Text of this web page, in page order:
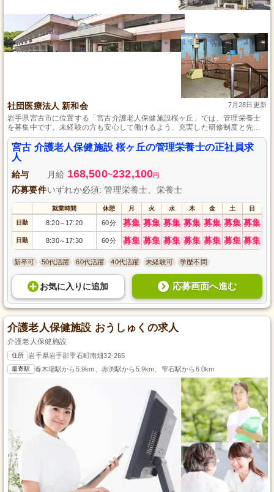
社団医療法人 新和会 7月28日更新
岩手県宮古市に位置する「宮古介護老人保健施設桜ヶ丘」では、管理栄養士
を募集中です。未経験の方も安心して働けるよう、充実した研修制度と先輩
スタッフからの丁寧な指導があります。安定した正社員の職場環境で、栄養
管理スキルを活かして入居者様の健康を支えませんか？社団医療法人新和会
の一員として、キャリアを築き、充実した福利厚生も受け取れる魅力的なチ
ャンスです。あなたの挑戦をお待ちしています。
宮古 介護老人保健施設 桜ヶ丘の管理栄養士の正社員求
人
給与 月給 168,500~232,100円
応募要件いずれか必須: 管理栄養士、栄養士
就業時間 休憩 月 火 水 木 金 土 日
日勤 8:20～ 17:20 60分 募集 募集 募集 募集 募集 募集 募集
日勤 8:30～ 17:30 60分 募集 募集 募集 募集 募集 募集 募集
新卒可 50代活躍 60代活躍 40代活躍 未経験可 学歴不問
お気に入り に追加 応募画面へ進む
介護老人保健施設 おうしゅくの求人
介護老人保健施設
住所 岩手県岩手郡雫石町南畑32-265
最寄駅 春木場駅から5.9km、赤渕駅から5.9km、雫石駅から6.0km